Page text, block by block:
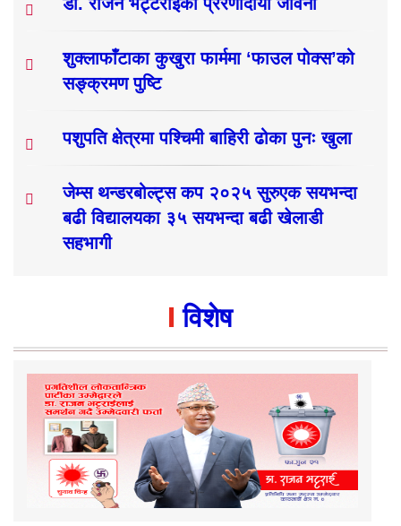
शुक्लाफाँटाका कुखुरा फार्ममा ‘फाउल पोक्स’को
सङ्क्रमण पुष्टि
पशुपति क्षेत्रमा पश्चिमी बाहिरी ढोका पुनः खुला
जेम्स थन्डरबोल्ट्स कप २०२५ सुरुएक सयभन्दा
बढी विद्यालयका ३५ सयभन्दा बढी खेलाडी
सहभागी
विशेष